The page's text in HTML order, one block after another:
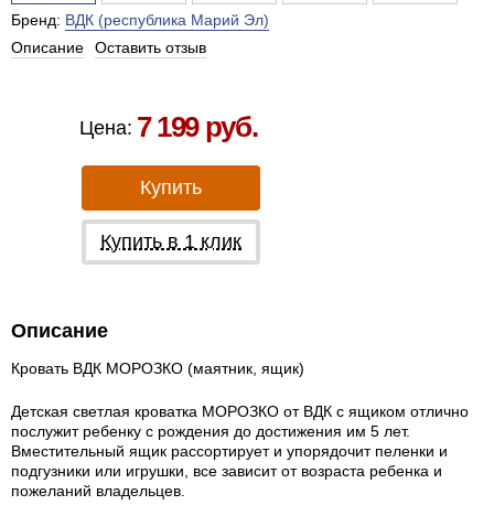
Бренд: ВДК (республика Марий Эл)
Описание
Оставить отзыв
Цена: 7 199 руб.
Купить
Купить в 1 клик
Описание
Кровать ВДК МОРОЗКО (маятник, ящик)
Детская светлая кроватка МОРОЗКО от ВДК с ящиком отлично
послужит ребенку с рождения до достижения им 5 лет.
Вместительный ящик рассортирует и упорядочит пеленки и
подгузники или игрушки, все зависит от возраста ребенка и
пожеланий владельцев.